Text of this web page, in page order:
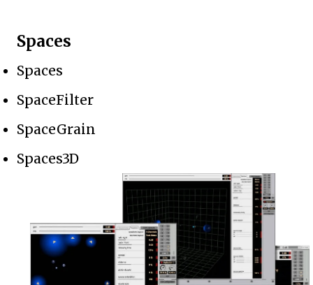
Spaces
Spaces
SpaceFilter
SpaceGrain
Spaces3D